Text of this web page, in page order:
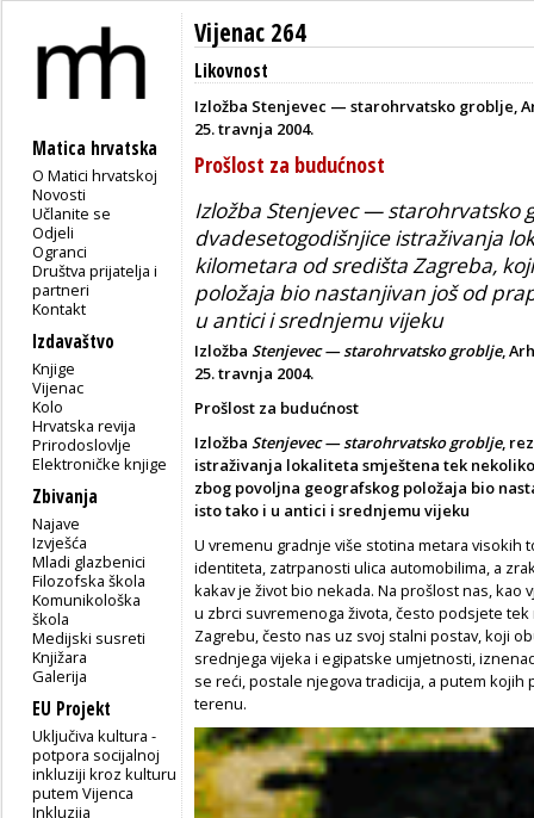
Matica hrvatska
O Matici hrvatskoj
Novosti
Učlanite se
Odjeli
Ogranci
Društva prijatelja i
partneri
Kontakt
Izdavaštvo
Knjige
Vijenac
Kolo
Hrvatska revija
Prirodoslovlje
Elektroničke knjige
Zbivanja
Najave
Izvješća
Mladi glazbenici
Filozofska škola
Komunikološka
škola
Medijski susreti
Knjižara
Galerija
EU Projekt
Uključiva kultura -
potpora socijalnoj
inkluziji kroz kulturu
putem Vijenca
Inkluzija
Vijenac 264
Likovnost
Izložba Stenjevec — starohrvatsko groblje,
25. travnja 2004.
Prošlost za budućnost
Izložba Stenjevec — starohrvatsko
dvadesetogodišnjice istraživanja
kilometara od središta Zagreba,
položaja bio nastanjivan još od
u antici i srednjemu vijeku
Izložba Stenjevec — starohrvatsko groblje,
25. travnja 2004.
Prošlost za budućnost
Izložba Stenjevec — starohrvatsko groblje,
istraživanja lokaliteta smještena tek
zbog povoljna geografskog položaja bio
isto tako i u antici i srednjemu vijeku
U vremenu gradnje više stotina metara visokih
identiteta, zatrpanosti ulica automobilima, a
kakav je život bio nekada. Na prošlost nas,
u zbrci suvremenoga života, često podsjete
Zagrebu, često nas uz svoj stalni postav, koji
srednjega vijeka i egipatske umjetnosti,
se reći, postale njegova tradicija, a putem
terenu.